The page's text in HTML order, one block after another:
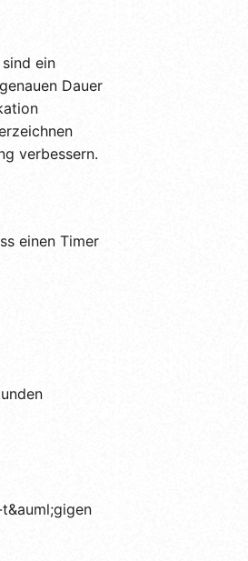
ein
Dauer
verbessern.
einen Timer